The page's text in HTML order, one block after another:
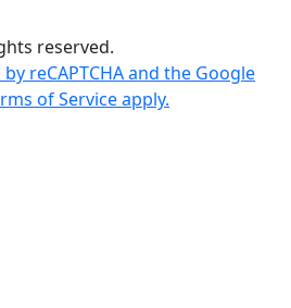
reserved.
reCAPTCHA and the Google
of Service apply.